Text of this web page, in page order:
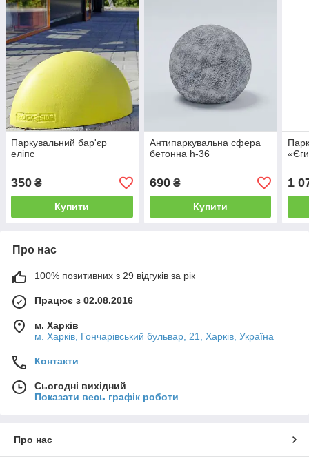
Паркувальний бар'єр
еліпс
350 ₴
Купити
Антипаркувальна сфера
бетонна h-36
690₴
Купити
1
Про нас
100% позитивних з 29 відгуків за рік
Працює з 02.08.2016
м. Харків
м. Харків, Гончарівський бульвар, 21, Харків, Україна
Контакти
Сьогодні вихідний
Показати весь графік роботи
Про нас